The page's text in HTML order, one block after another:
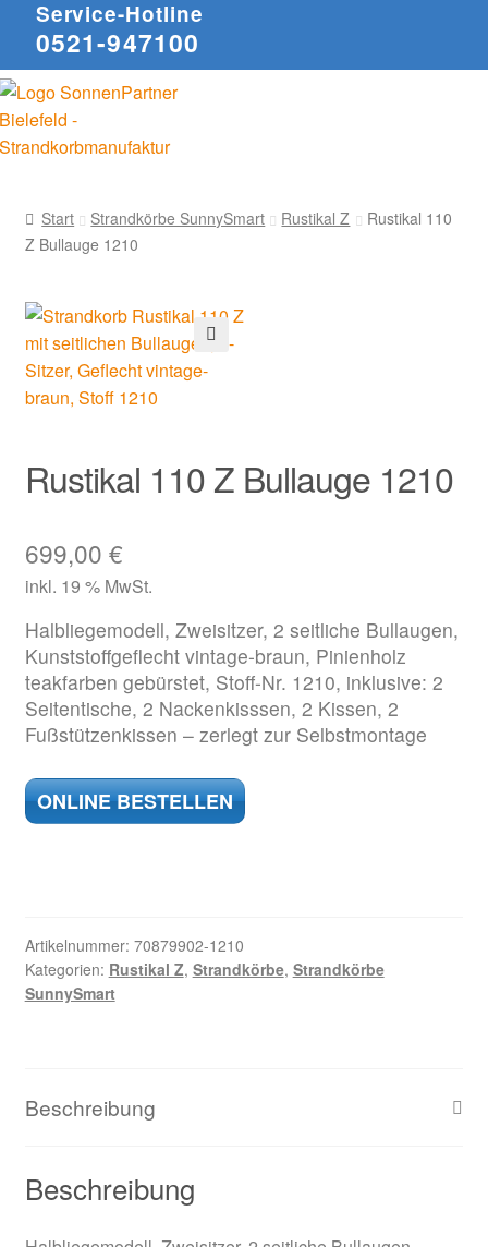
Service-Hotline
0521-947100
Start Strandkörbe SunnySmart Rustikal Z
Rustikal 110
Z Bullauge 1210
🔍
Rustikal 110 Z Bullauge 1210
699,00 €
inkl. 19 % MwSt.
Halbliegemodell, Zweisitzer, 2 seitliche Bullaugen,
Kunststoffgeflecht vintage-braun, Pinienholz
teakfarben gebürstet, Stoff-Nr. 1210, inklusive: 2
Seitentische, 2 Nackenkisssen, 2 Kissen, 2
Fußstützenkissen – zerlegt zur Selbstmontage
ONLINE BESTELLEN
Artikelnummer: 70879902-1210
Kategorien: Rustikal Z, Strandkörbe, Strandkörbe
SunnySmart
Beschreibung
Beschreibung